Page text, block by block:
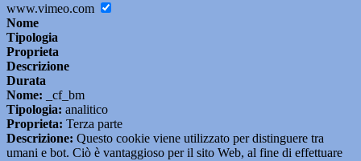
www.vimeo.com
Nome
Tipologia
Proprieta
Descrizione
Durata
Nome: _cf_bm
Tipologia: analitico
Proprieta: Terza parte
Descrizione: Questo cookie viene utilizzato per distinguere tra
umani e bot. Ciò è vantaggioso per il sito Web, al fine di effettuare